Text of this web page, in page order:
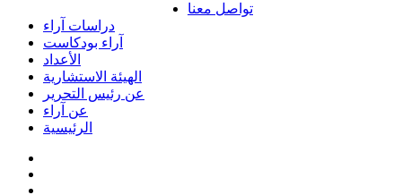
تواصل معنا
دراسات آراء
آراء بودكاست
الأعداد
الهيئة الاستشارية
عن رئيس التحرير
عن آراء
الرئيسية